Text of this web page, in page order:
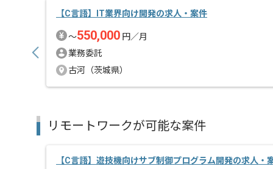
【C言語】IT業界向け開発の求人・案件
〜550,000 円／月
業務委託
古河（茨城県）
リモートワークが可能な案件
【C言語】遊技機向けサブ制御プログラム開発の求人・